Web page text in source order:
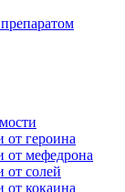
от героина
от мефедрона
от солей
от кокаина